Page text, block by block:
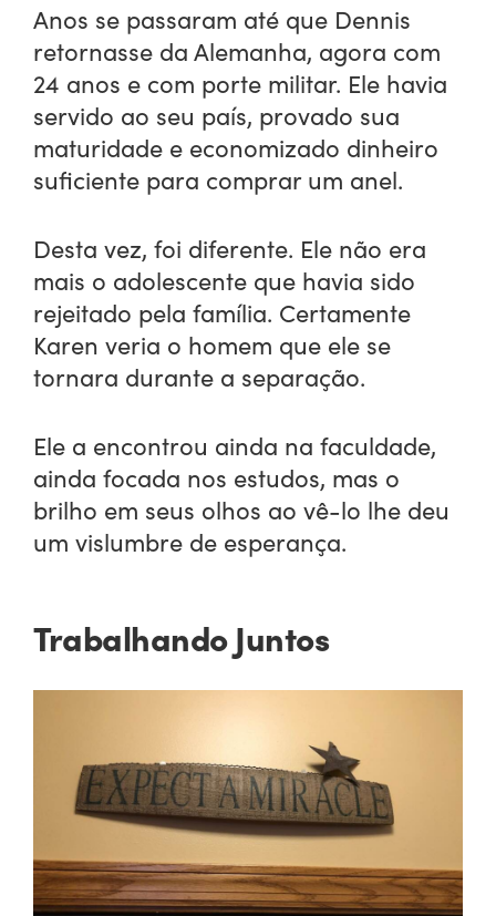
Anos se passaram até que Dennis
retornasse da Alemanha, agora com
24 anos e com porte militar. Ele havia
servido ao seu país, provado sua
maturidade e economizado dinheiro
suficiente para comprar um anel.
Desta vez, foi diferente. Ele não era
mais o adolescente que havia sido
rejeitado pela família. Certamente
Karen veria o homem que ele se
tornara durante a separação.
Ele a encontrou ainda na faculdade,
ainda focada nos estudos, mas o
brilho em seus olhos ao vê-lo lhe deu
um vislumbre de esperança.
Trabalhando Juntos